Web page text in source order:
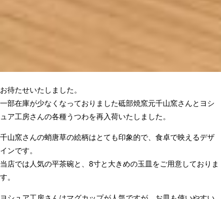
お待たせいたしました。
一部在庫が少なくなっておりました砥部焼窯元千山窯さんとヨシ
ュア工房さんの各種うつわを再入荷いたしました。
千山窯さんの蛸唐草の絵柄はとても印象的で、食卓で映えるデザ
インです。
当店では人気の平茶碗と、8寸と大きめの玉皿をご用意しておりま
す。